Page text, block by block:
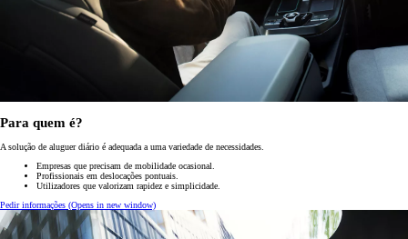
Para quem é?
A solução de aluguer diário é adequada a uma variedade de necessidades.
Empresas que precisam de mobilidade ocasional.
Profissionais em deslocações pontuais.
Utilizadores que valorizam rapidez e simplicidade.
Pedir informações (Opens in new window)